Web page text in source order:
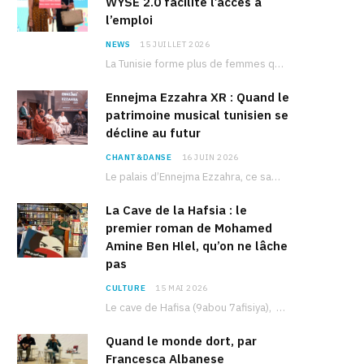
l’emploi
NEWS 15 JUILLET 2026
La Tunisie forme plus de femmes que d’hommes dans les filières scientifiques. Pourtant, pour beaucoup…
Ennejma Ezzahra XR : Quand le
patrimoine musical tunisien se
décline au futur
CHANT&DANSE 16 JUIN 2026
Le palais d’Ennejma Ezzahra, ce sanctuaire de la musique tunisienne et méditerranéenne construit par le…
La Cave de la Hafsia : le
premier roman de Mohamed
Amine Ben Hlel, qu’on ne lâche
pas
CULTURE 15 MAI 2026
Le cave de Hafisa (9abou 7afisiya), premier roman du journaliste tunisien Mohamed Amine Ben Hlel,…
Quand le monde dort, par
Francesca Albanese